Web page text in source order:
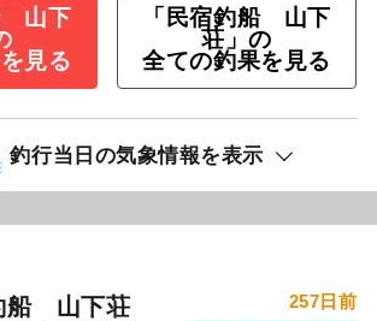
山下
見る
「民宿釣船 山下
荘」の
全ての釣果を見る
釣行当日の気象情報を表示
船 山下荘 257日前